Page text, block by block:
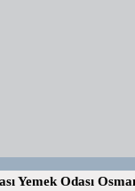
Yemek Odası